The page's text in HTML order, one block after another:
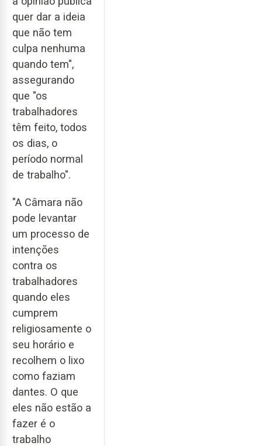
quer dar a ideia
que não tem
culpa nenhuma
quando tem",
assegurando
que "os
trabalhadores
têm feito, todos
os dias, o
período normal
de trabalho".
"A Câmara não
pode levantar
um processo de
intenções
contra os
trabalhadores
quando eles
cumprem
religiosamente o
seu horário e
recolhem o lixo
como faziam
dantes. O que
eles não estão a
fazer é o
trabalho